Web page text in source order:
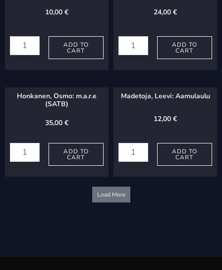
10,00 €
Toivo:
Hautalaulu
ADD TO
CART
24,00 €
Toivo:
ADD TO
CART
Honkanen, Osmo: m.a.r.e
(SATB)
35,00 €
Osmo:
ADD TO
CART
Madetoja, Leevi: Aamulaulu
12,00 €
Leevi:
Aamulaulu
ADD TO
CART
Load More